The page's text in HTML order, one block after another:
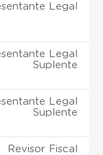
Legal
Legal
Suplente
Legal
Suplente
Revisor Fiscal